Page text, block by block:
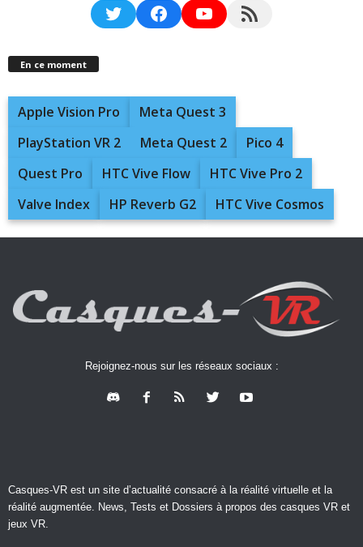
TwitterFacebookYouTubeRSS Feed
En ce moment
Apple Vision Pro
Meta Quest 3
PlayStation VR 2
Meta Quest 2
Pico 4
Quest Pro
HTC Vive Flow
HTC Vive Pro 2
Valve Index
HP Reverb G2 HTC Vive Cosmos
Rejoignez-nous sur les réseaux sociaux :
Casques-VR est un site d’actualité consacré à la réalité virtuelle et la
réalité augmentée. News, Tests et Dossiers à propos des casques VR et
jeux VR.